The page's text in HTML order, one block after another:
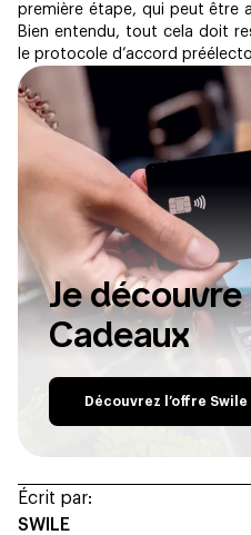
première étape, qui peut être
Bien entendu, tout cela doit
le protocole d’accord
Je
Cadeaux
Découvrez l’offre Swile
Écrit par:
SWILE